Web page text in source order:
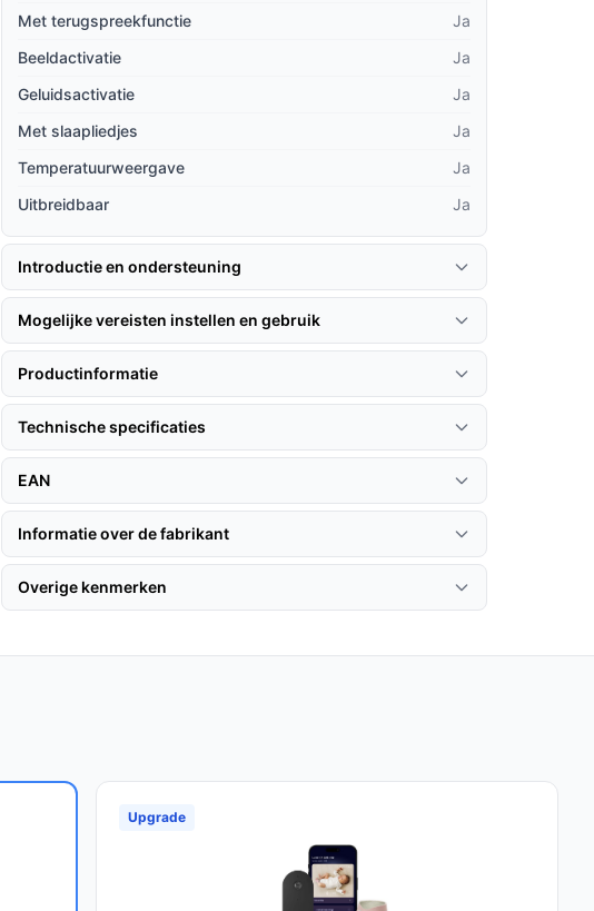
Met terugspreekfunctie
Ja
Beeldactivatie
Ja
Geluidsactivatie
Ja
Met slaapliedjes
Ja
Temperatuurweergave
Ja
Uitbreidbaar
Ja
Introductie en ondersteuning
Mogelijke vereisten instellen en gebruik
Productinformatie
Technische specificaties
EAN
Informatie over de fabrikant
Overige kenmerken
Upgrade